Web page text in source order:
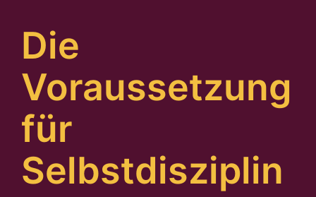
Die
Voraussetzung
für
Selbstdisziplin